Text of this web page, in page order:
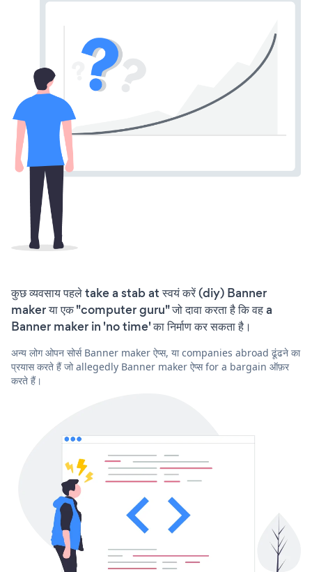
कुछ व्यवसाय पहले take a stab at स्वयं करें (diy) Banner
maker या एक "computer guru" जो दावा करता है कि वह a
Banner maker in 'no time' का निर्माण कर सकता है।
अन्य लोग ओपन सोर्स Banner maker ऐप्स, या companies abroad ढूंढने का
प्रयास करते हैं जो allegedly Banner maker ऐप्स for a bargain ऑफ़र
करते हैं।